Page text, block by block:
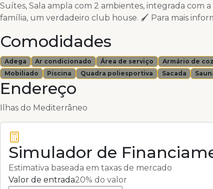
Suítes, Sala ampla com 2 ambientes, integrada com
família, um verdadeiro club house. 🖌️ Para mais
Comodidades
Adega Ar condicionado Área de serviço Armário de
Mobiliado
Piscina Quadra poliesportiva Sacada
Endereço
Ilhas do Mediterrâneo
Simulador de
Estimativa baseada em taxas de mercado
Valor de entrada20% do valor